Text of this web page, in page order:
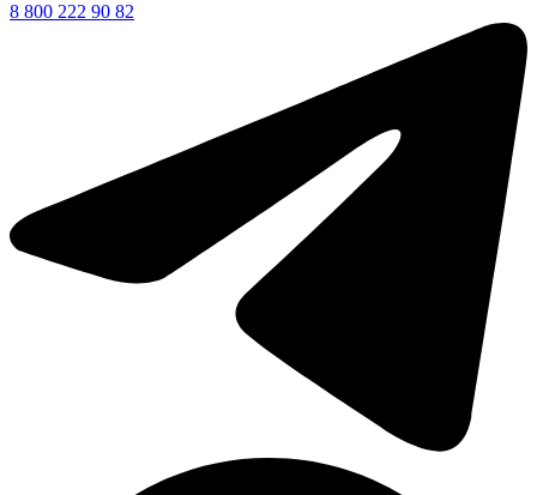
8 800 222 90 82